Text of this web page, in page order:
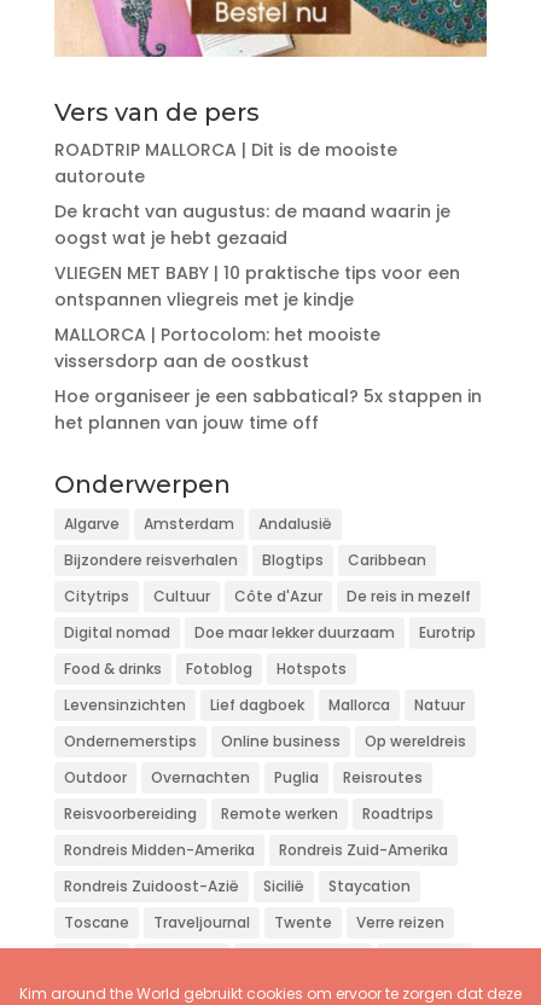
Vers van de pers
ROADTRIP MALLORCA | Dit is de mooiste
autoroute
De kracht van augustus: de maand waarin je
oogst wat je hebt gezaaid
VLIEGEN MET BABY | 10 praktische tips voor een
ontspannen vliegreis met je kindje
MALLORCA | Portocolom: het mooiste
vissersdorp aan de oostkust
Hoe organiseer je een sabbatical? 5x stappen in
het plannen van jouw time off
Onderwerpen
Algarve Amsterdam
Andalusië
Bijzondere reisverhalen
Blogtips
Caribbean
Citytrips
Cultuur Côte d'Azur
De reis in mezelf
Digital nomad
Doe maar lekker duurzaam
Eurotrip
Food & drinks
Fotoblog
Hotspots
Levensinzichten
Lief dagboek Mallorca
Natuur
Ondernemerstips
Online business
Op wereldreis
Outdoor
Overnachten Puglia
Reisroutes
Reisvoorbereiding
Remote werken
Roadtrips
Rondreis Midden-Amerika
Rondreis Zuid-Amerika
Rondreis Zuidoost-Azië
Sicilië
Staycation
Toscane
Traveljournal Twente
Verre reizen
Zon zee strand
Zuid-Europa